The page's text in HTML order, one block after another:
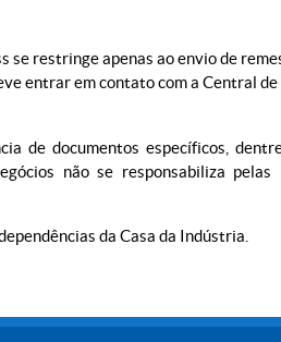
restringe apenas ao envio de
entrar em contato com a Central
de documentos específicos,
não se responsabiliza pelas
da Casa da Indústria.